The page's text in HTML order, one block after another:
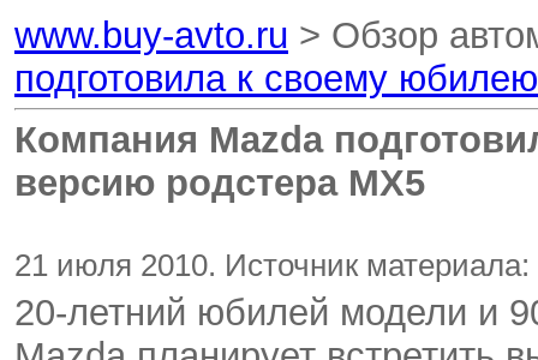
www.buy-avto.ru > Обзор
подготовила к своему
Компания Mazda
версию родстера MX5
21 июля 2010. Источник
20-летний юбилей модели и